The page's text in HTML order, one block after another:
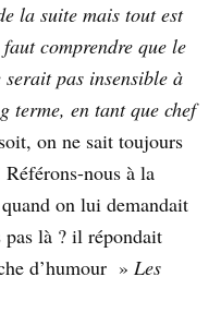
la suite mais tout est
comprendre que le
pas insensible à
terme, en tant que chef
on ne sait toujours
Référons-nous à la
quand on lui demandait
pas là ? il répondait
d’humour » Les